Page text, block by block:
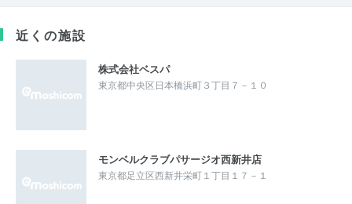
近くの施設
株式会社ベスパ
東京都中央区日本橋浜町３丁目７－１０
モンベルクラブパサージオ西新井店
東京都足立区西新井栄町１丁目１７－１